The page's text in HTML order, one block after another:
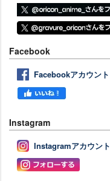
Facebook
Facebookアカウント
Instagram
Instagramアカウント